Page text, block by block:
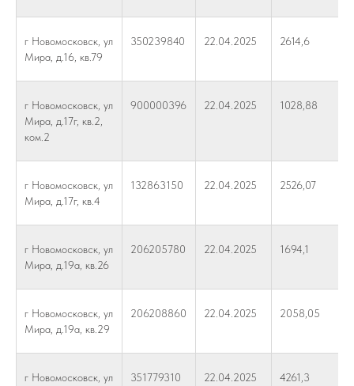
г Новомосковск, ул
Мира, д.16, кв.79
350239840 22.04.2025 2614,6
г Новомосковск, ул
Мира, д.17г, кв.2,
ком.2
900000396 22.04.2025 1028,88
г Новомосковск, ул
Мира, д.17г, кв.4
132863150 22.04.2025 2526,07
г Новомосковск, ул
Мира, д.19а, кв.26
206205780 22.04.2025 1694,1
г Новомосковск, ул
Мира, д.19а, кв.29
206208860 22.04.2025 2058,05
г Новомосковск, ул
351779310 22.04.2025 4261,3